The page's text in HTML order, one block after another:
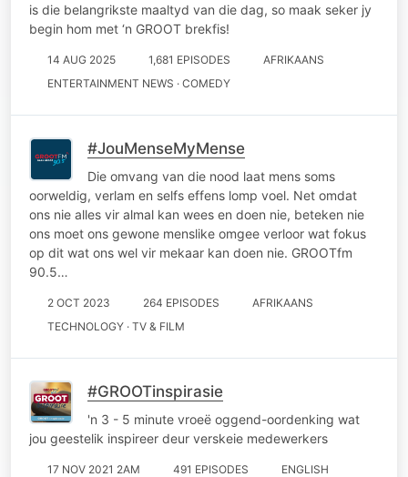
is die belangrikste maaltyd van die dag, so maak seker jy
begin hom met ‘n GROOT brekfis!
14 AUG 2025 1,681 EPISODES
AFRIKAANS
ENTERTAINMENT NEWS · COMEDY
#JouMenseMyMense
Die omvang van die nood laat mens soms
oorweldig, verlam en selfs effens lomp voel. Net omdat
ons nie alles vir almal kan wees en doen nie, beteken nie
ons moet ons gewone menslike omgee verloor wat fokus
op dit wat ons wel vir mekaar kan doen nie. GROOTfm
90.5…
2 OCT 2023 264 EPISODES
AFRIKAANS
TECHNOLOGY · TV & FILM
#GROOTinspirasie
'n 3 - 5 minute vroeë oggend-oordenking wat
jou geestelik inspireer deur verskeie medewerkers
17 NOV 2021 2AM 491 EPISODES
ENGLISH